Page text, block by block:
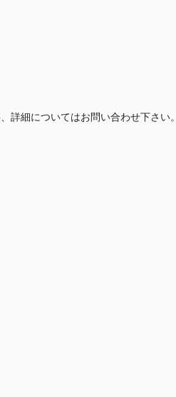
詳細についてはお問い合わせ下さい。